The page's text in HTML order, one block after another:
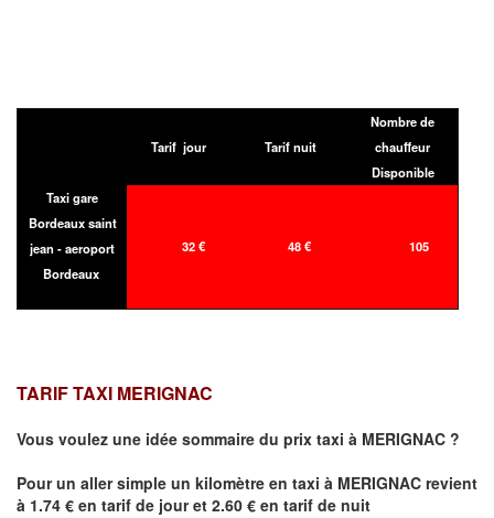
Tarif jour Tarif nuit
Nombre de
chauffeur
Disponible
Taxi gare
Bordeaux saint
jean - aeroport
Bordeaux
32 € 48 € 105
TARIF TAXI MERIGNAC
Vous voulez une idée sommaire du prix taxi à MERIGNAC ?
Pour un aller simple un kilomètre en taxi à MERIGNAC revient
à 1.74 € en tarif de jour et 2.60 € en tarif de nuit